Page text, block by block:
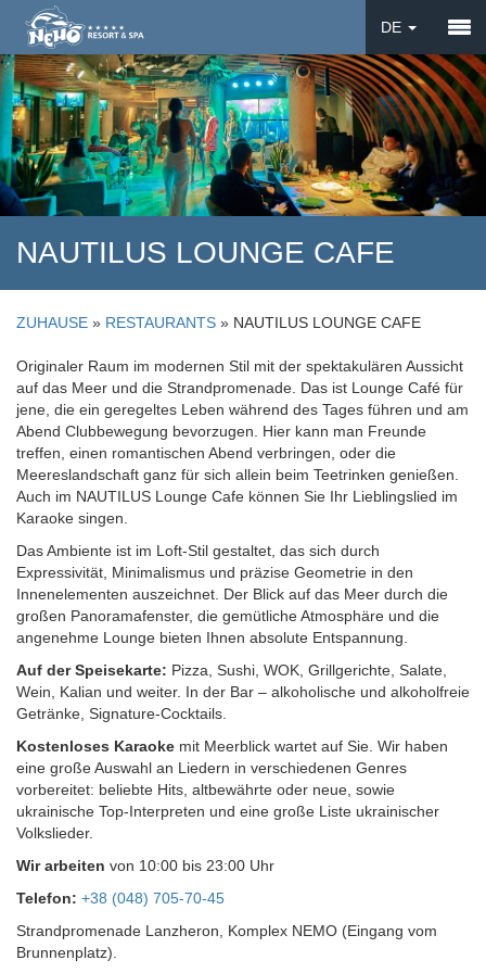
DE
EN
UA
NAUTILUS LOUNGE CAFE
ZUHAUSE » RESTAURANTS » NAUTILUS LOUNGE CAFE
Originaler Raum im modernen Stil mit der spektakulären Aussicht
auf das Meer und die Strandpromenade. Das ist Lounge Café für
jene, die ein geregeltes Leben während des Tages führen und am
Abend Clubbewegung bevorzugen. Hier kann man Freunde
treffen, einen romantischen Abend verbringen, oder die
Meereslandschaft ganz für sich allein beim Teetrinken genießen.
Auch im NAUTILUS Lounge Cafe können Sie Ihr Lieblingslied im
Karaoke singen.
Das Ambiente ist im Loft-Stil gestaltet, das sich durch
Expressivität, Minimalismus und präzise Geometrie in den
Innenelementen auszeichnet. Der Blick auf das Meer durch die
großen Panoramafenster, die gemütliche Atmosphäre und die
angenehme Lounge bieten Ihnen absolute Entspannung.
Auf der Speisekarte: Pizza, Sushi, WOK, Grillgerichte, Salate,
Wein, Kalian und weiter. In der Bar – alkoholische und alkoholfreie
Getränke, Signature-Cocktails.
Kostenloses Karaoke mit Meerblick wartet auf Sie. Wir haben
eine große Auswahl an Liedern in verschiedenen Genres
vorbereitet: beliebte Hits, altbewährte oder neue, sowie
ukrainische Top-Interpreten und eine große Liste ukrainischer
Volkslieder.
Wir arbeiten von 10:00 bis 23:00 Uhr
Telefon: +38 (048) 705-70-45
Strandpromenade Lanzheron, Komplex NEMO (Eingang vom
Brunnenplatz).